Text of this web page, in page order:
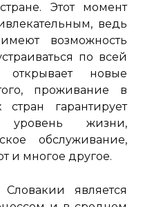
Этот момент
ведь
возможность
по всей
новые
проживание в
гарантирует
уровень жизни,
обслуживание,
и многое другое.
является